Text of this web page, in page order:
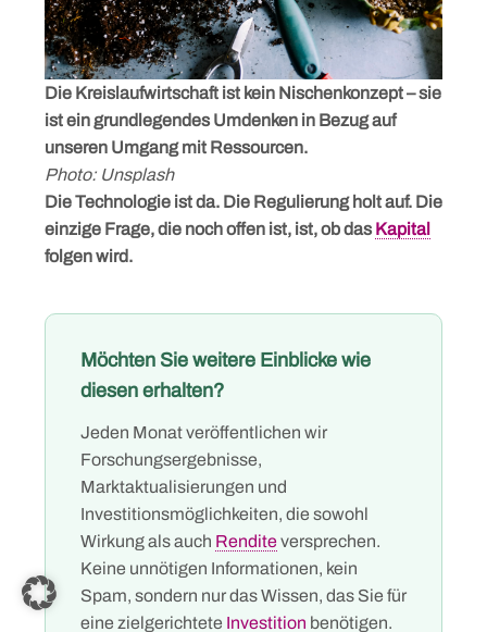
Die Kreislaufwirtschaft ist kein Nischenkonzept – sie
ist ein grundlegendes Umdenken in Bezug auf
unseren Umgang mit Ressourcen.
Photo: Unsplash
Die Technologie ist da. Die Regulierung holt auf. Die
einzige Frage, die noch offen ist, ist, ob dasKapital
folgen wird.
Möchten Sie weitere Einblicke wie
diesen erhalten?
Jeden Monat veröffentlichen wir
Forschungsergebnisse,
Marktaktualisierungen und
Investitionsmöglichkeiten, die sowohl
Wirkung als auch Renditeversprechen.
Keine unnötigen Informationen, kein
Spam, sondern nur das Wissen, das Sie für
eine zielgerichtete Investition benötigen.